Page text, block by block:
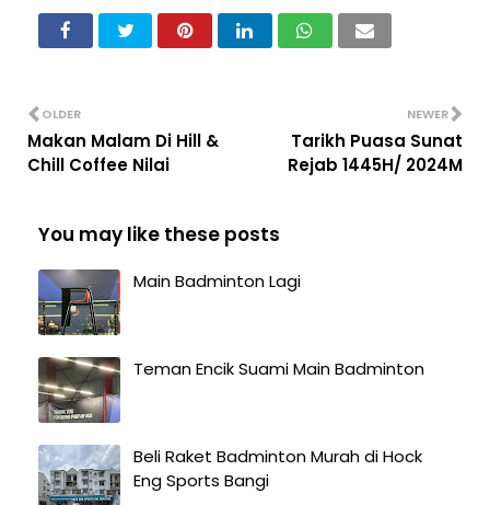
NEWER
Tarikh Puasa Sunat
Rejab 1445H/ 2024M
OLDER
Makan Malam Di Hill &
Chill Coffee Nilai
You may like these posts
Main Badminton Lagi
Teman Encik Suami Main Badminton
Beli Raket Badminton Murah di Hock
Eng Sports Bangi